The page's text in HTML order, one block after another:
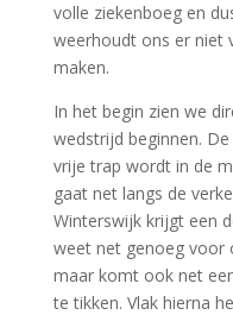
volle ziekenboeg en
weerhoudt ons er niet
maken.
In het begin zien we
wedstrijd beginnen.
vrije trap wordt in de
gaat net langs de
Winterswijk krijgt een
weet net genoeg voor
maar komt ook net
te tikken. Vlak hierna